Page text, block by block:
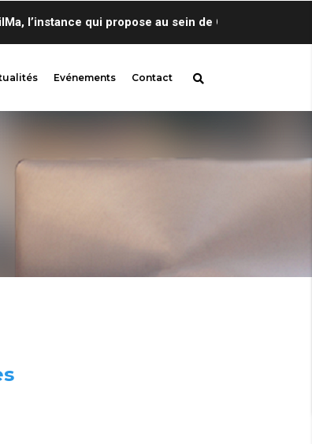
l’instance qui propose au sein de Centre de
Evénements Contact